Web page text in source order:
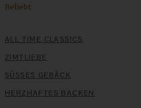
Beliebt
ALL TIME CLASSICS
ZIMTLIEBE
SÜSSES GEBÄCK
HERZHAFTES BACKEN